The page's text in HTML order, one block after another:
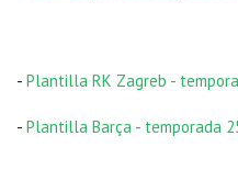
- Plantilla RK Zagreb -
- Plantilla Barça - temporada